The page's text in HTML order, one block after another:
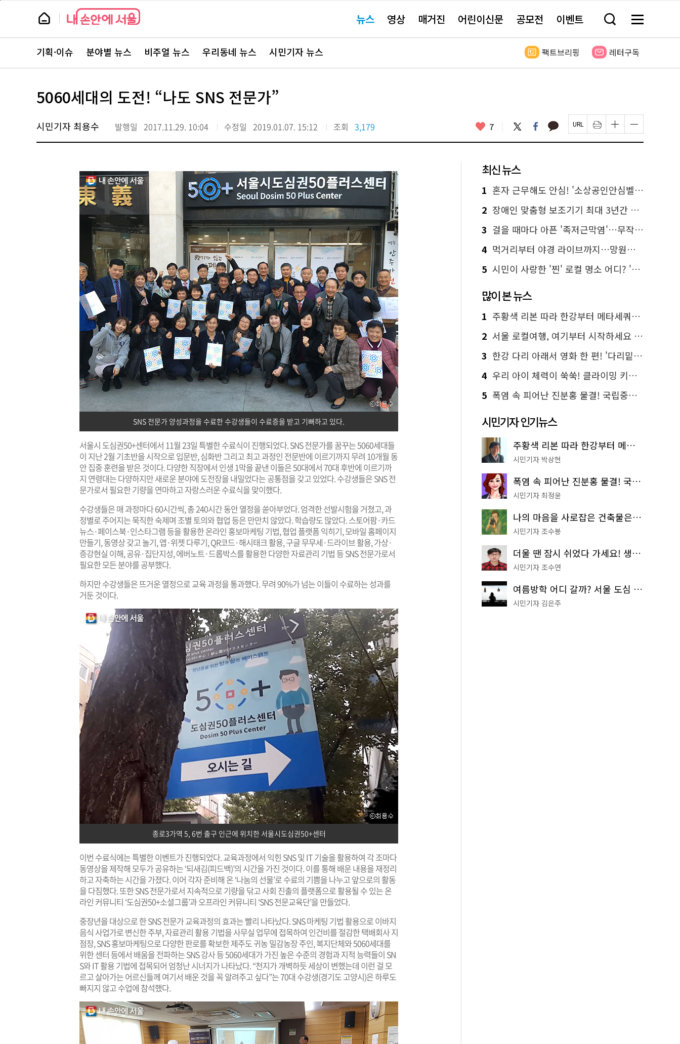
본
뉴
스 요뉴스 영상 매거진 어린이신문 공모전 이벤트 검
창
기
메
전
보
뉴
스
주
서
바
로
기획·이슈 분야별 뉴스 비주얼 뉴스 우리동네 뉴스 시민기자 뉴스 팩트브리핑 레터구독
5060세대의 도전! “나도 SNS 전문가”
시민기자 최용수 발행일 2017.11.29. 10:04 수정일 2019.01.07. 15:12 조회 3,179 좋
요
7 트
위
터
페
이
스
카
카 페
이
지
인
쇄
하
글
자
크
하
기
글
자
크
하
기
SNS 전문가 양성과정을 수료한 수강생들이 수료증을 받고 기뻐하고 있다.
서울시 도심권50+센터에서 11월 23일 특별한 수료식이 진행되었다. SNS 전문가를 꿈꾸는 5060세대들
이 지난 2월 기초반을 시작으로 입문반, 심화반 그리고 최고 과정인 전문반에 이르기까지 무려 10개월 동
안 집중 훈련을 받은 것이다. 다양한 직장에서 인생 1막을 끝낸 이들은 50대에서 70대 후반에 이르기까
지 연령대는 다양하지만 새로운 분야에 도전장을 내밀었다는 공통점을 갖고 있었다. 수강생들은 SNS 전
문가로서 필요한 기량을 연마하고 자랑스러운 수료식을 맞이했다.
수강생들은 매 과정마다 60시간씩, 총 240시간 동안 열정을 쏟아부었다. 엄격한 선발시험을 거쳤고, 과
정별로 주어지는 묵직한 숙제며 조별 토의와 협업 등은 만만치 않았다. 학습량도 많았다. 스토어팜·카드
뉴스·페이스북·인스타그램 등을 활용한 온라인 홍보마케팅 기법, 협업 플랫폼 익히기, 모바일 홈페이지
만들기, 동영상 갖고 놀기, 앱·위젯 다루기, QR코드·해시태크 활용, 구글 무무세·드라이브 활용, 가상·
증강현실 이해, 공유·집단지성, 에버노트·드롭박스를 활용한 다양한 자료관리 기법 등 SNS 전문가로서
필요한 모든 분야를 공부했다.
하지만 수강생들은 뜨거운 열정으로 교육 과정을 통과했다. 무려 90%가 넘는 이들이 수료하는 성과를
거둔 것이다.
종로3가역 5, 6번 출구 인근에 위치한 서울시도심권50+센터
이번 수료식에는 특별한 이벤트가 진행되었다. 교육과정에서 익힌 SNS 및 IT 기술을 활용하여 각 조마다
동영상을 제작해 모두가 공유하는 ‘되새김(피드백)’의 시간을 가진 것이다. 이를 통해 배운 내용을 재정리
하고 자축하는 시간을 가졌다. 이어 각자 준비해 온 ‘나눔의 선물’로 수료의 기쁨을 나누고 앞으로의 활동
을 다짐했다. 또한 SNS 전문가로서 지속적으로 기량을 닦고 사회 진출의 플랫폼으로 활용될 수 있는 온
라인 커뮤니티 ‘도심권50+소셜그룹’과 오프라인 커뮤니티 ‘SNS 전문교육단’을 만들었다.
중장년을 대상으로 한 SNS 전문가 교육과정의 효과는 빨리 나타났다. SNS 마케팅 기법 활용으로 이바지
음식 사업가로 변신한 주부, 자료관리 활용 기법을 사무실 업무에 접목하여 인건비를 절감한 택배회사 지
점장, SNS 홍보마케팅으로 다양한 판로를 확보한 제주도 귀농 밀감농장 주인, 복지단체와 5060세대를
위한 센터 등에서 배움을 전파하는 SNS 강사 등 5060세대가 가진 높은 수준의 경험과 지적 능력들이 SN
S와 IT 활용 기법에 접목되어 엄청난 시너지가 나타났다. “천지가 개벽하듯 세상이 변했는데 이런 걸 모
르고 살아가는 어르신들께 여기서 배운 것을 꼭 알려주고 싶다”는 70대 수강생(경기도 고양시)은 하루도
빠지지 않고 수업에 참석했다.
최신 뉴스
1 혼자 근무해도 안심! '소상공인안심벨' 신청하세요
2 장애인 맞춤형 보조기기 최대 3년간 무상 대여…삶의 질 높인다
3 걸을 때마다 아픈 '족저근막염'…무작정 참지 말고 '이것' 해보세요!
4 먹거리부터 야경 라이브까지…망원한강공원 알짜 코스
5 시민이 사랑한 '찐' 로컬 명소 어디? '서울에디션25' 추천 코스
많이 본 뉴스
1 주황색 리본 따라 한강부터 메타세쿼이아 숲길까지…서울둘레길 15코스
2 서울 로컬여행, 여기부터 시작하세요 '서울에디션25'
3 한강 다리 아래서 영화 한 편! '다리밑 영화관' 무료 상영
4 우리 아이 체력이 쑥쑥! 클라이밍 키즈카페·어린이 체력장
5 폭염 속 피어난 진분홍 물결! 국립중앙박물관 배롱나무 명소
시민기자 인기뉴스
주황색 리본 따라 한강부터 메타세쿼이아 숲길까지…서울둘레길 15코스
시민기자 박상현
폭염 속 피어난 진분홍 물결! 국립중앙박물관 배롱나무 명소
시민기자 최정윤
나의 마음을 사로잡은 건축물은? '서울시 건축상' 수상작 공개!
시민기자 조수봉
더울 땐 잠시 쉬었다 가세요! 생수 냉장고부터 해피소·무더위쉼터까지
시민기자 조수연
여름방학 어디 갈까? 서울 도심 무료 실내 여행 코스 추천
시민기자 김은주
페